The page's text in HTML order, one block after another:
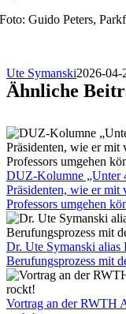
Foto: Guido Peters,
Ute Symanski2026-04-
Ähnliche
DUZ-Kolumne „Unter
Präsidenten, wie er mit
Professors umgehen
Dr. Ute Symanski alias
Berufungsprozess mit
Vortrag an der RWTH